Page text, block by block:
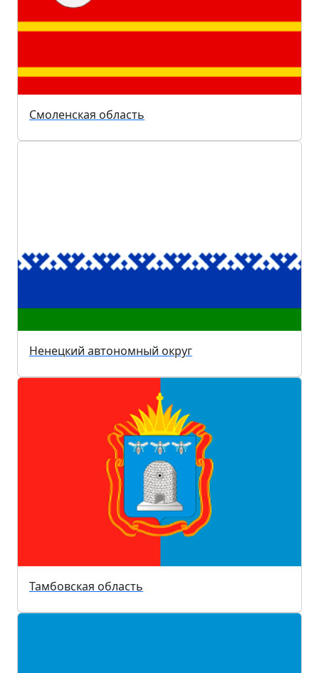
Смоленская область
Ненецкий автономный округ
Тамбовская область